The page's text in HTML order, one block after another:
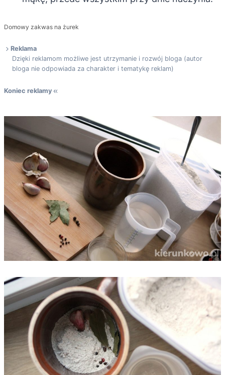
Domowy zakwas na żurek
Reklama
Dzięki reklamom możliwe jest utrzymanie i rozwój bloga (autor
bloga nie odpowiada za charakter i tematykę reklam)
Koniec reklamy